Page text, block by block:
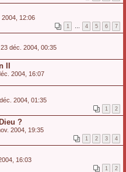
2004, 12:06
1 … 4 5 6 7
23 déc. 2004, 00:35
II
2004, 16:07
2004, 01:35
1 2
?
2004, 19:35
1 2 3 4
16:03
1 2